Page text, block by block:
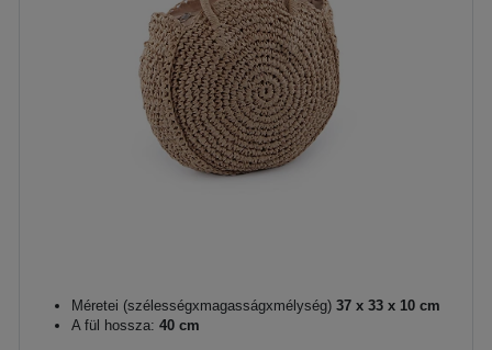
Méretei (szélességxmagasságxmélység) 37 x 33 x 10 cm
A fül hossza: 40 cm